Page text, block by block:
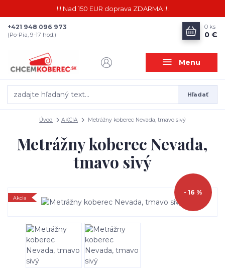
!!! Nad 150 EUR doprava ZDARMA !!!
Menu
Hľadať
+421 948 096 973
(Po-Pia, 9-17 hod.)
0 ks
0 €
Úvod AKCIA Metrážny koberec Nevada, tmavo sivý
Metrážny koberec Nevada,
tmavo sivý
Akcia
- 16 %